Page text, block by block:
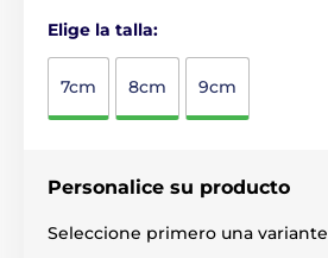
Elige la talla:
7cm 8cm 9cm
Personalice su producto
Seleccione primero una variante